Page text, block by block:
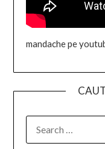
mandache pe
FOR: